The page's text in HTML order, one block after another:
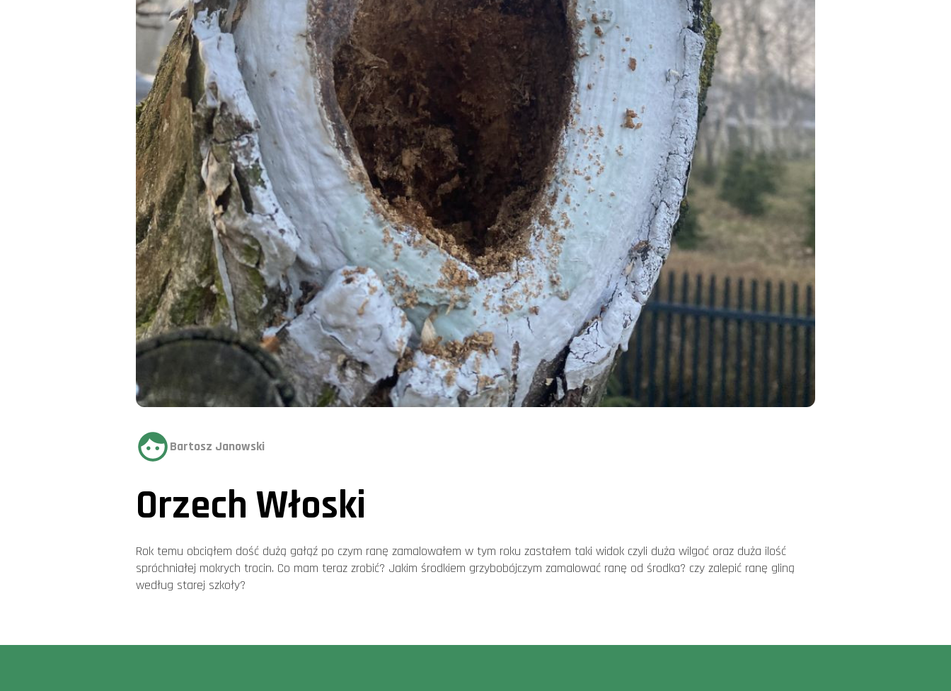
Bartosz Janowski
Orzech Włoski
Rok temu obciąłem dość dużą gałąź po czym ranę zamalowałem w tym roku zastałem taki widok czyli duża wilgoć oraz duża ilość
spróchniałej mokrych trocin. Co mam teraz zrobić? Jakim środkiem grzybobójczym zamalować ranę od środka? czy zalepić ranę gliną
według starej szkoły?